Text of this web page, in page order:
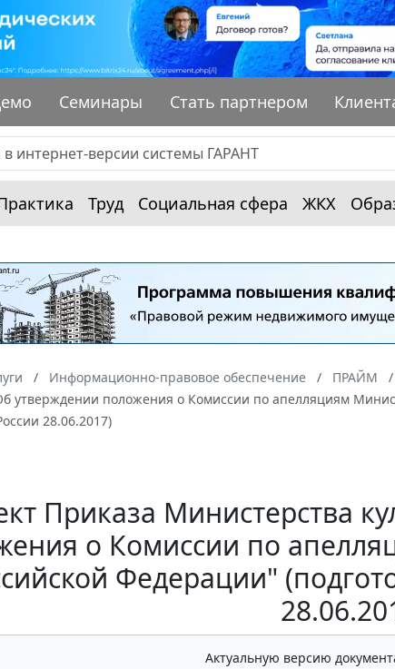
Семинары Стать партнером
Труд Социальная сфера ЖКХ
Информационно-правовое обеспечение ПРАЙМ
утверждении положения о Комиссии по апелляциям
28.06.2017)
Приказа Министерства
о Комиссии по
Федерации"
Актуальную версию